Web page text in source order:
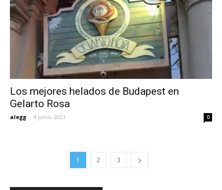
Los mejores helados de Budapest en
Gelarto Rosa
alegg - 4 junio, 2021 0
1 2 3